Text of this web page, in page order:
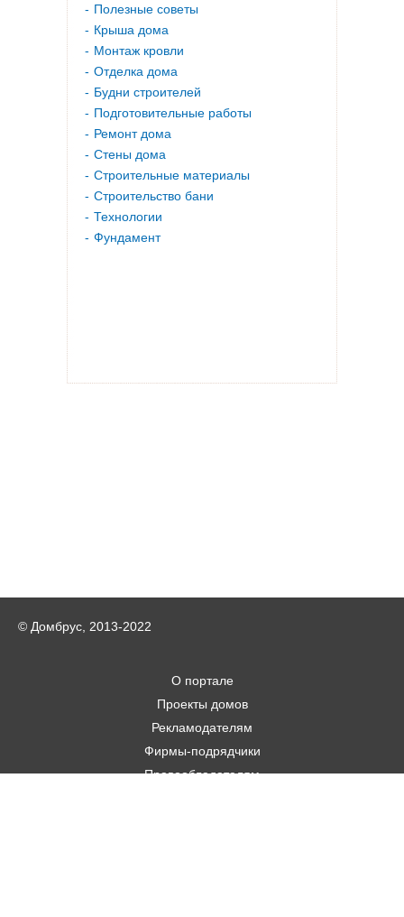
Полезные советы
Крыша дома
Монтаж кровли
Отделка дома
Будни строителей
Подготовительные работы
Ремонт дома
Стены дома
Строительные материалы
Строительство бани
Технологии
Фундамент
© Домбрус, 2013-2022
О портале
Проекты домов
Рекламодателям
Фирмы-подрядчики
Правообладателям